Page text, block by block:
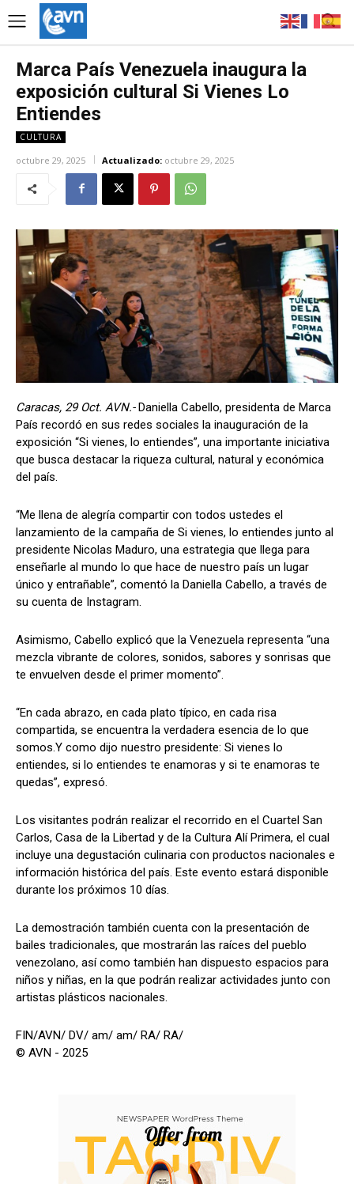
Marca País Venezuela inaugura la
exposición cultural Si Vienes Lo
Entiendes
CULTURA
octubre 29, 2025 Actualizado: octubre 29, 2025
Caracas, 29 Oct. AVN.-Daniella Cabello, presidenta de Marca
País recordó en sus redes sociales la inauguración de la
exposición “Si vienes, lo entiendes”, una importante iniciativa
que busca destacar la riqueza cultural, natural y económica
del país.
“Me llena de alegría compartir con todos ustedes el
lanzamiento de la campaña de Si vienes, lo entiendes junto al
presidente Nicolas Maduro, una estrategia que llega para
enseñarle al mundo lo que hace de nuestro país un lugar
único y entrañable”, comentó la Daniella Cabello, a través de
su cuenta de Instagram.
Asimismo, Cabello explicó que la Venezuela representa “una
mezcla vibrante de colores, sonidos, sabores y sonrisas que
te envuelven desde el primer momento”.
“En cada abrazo, en cada plato típico, en cada risa
compartida, se encuentra la verdadera esencia de lo que
somos.Y como dijo nuestro presidente: Si vienes lo
entiendes, si lo entiendes te enamoras y si te enamoras te
quedas”, expresó.
Los visitantes podrán realizar el recorrido en el Cuartel San
Carlos, Casa de la Libertad y de la Cultura Alí Primera, el cual
incluye una degustación culinaria con productos nacionales e
información histórica del país. Este evento estará disponible
durante los próximos 10 días.
La demostración también cuenta con la presentación de
bailes tradicionales, que mostrarán las raíces del pueblo
venezolano, así como también han dispuesto espacios para
niños y niñas, en la que podrán realizar actividades junto con
artistas plásticos nacionales.
FIN/AVN/ DV/ am/ am/ RA/ RA/
© AVN - 2025